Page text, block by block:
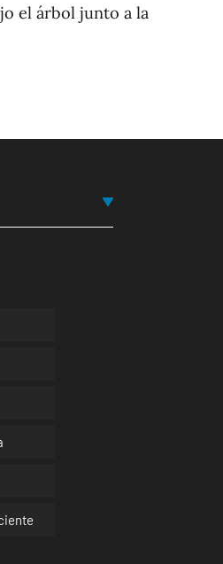
el árbol junto a la